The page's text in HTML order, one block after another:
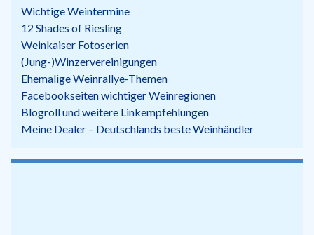
Wichtige Weintermine
12 Shades of Riesling
Weinkaiser Fotoserien
(Jung-)Winzervereinigungen
Ehemalige Weinrallye-Themen
Facebookseiten wichtiger Weinregionen
Blogroll und weitere Linkempfehlungen
Meine Dealer – Deutschlands beste Weinhändler